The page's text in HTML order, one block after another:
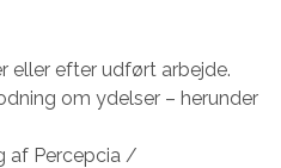
eller efter udført arbejde.
om ydelser – herunder
af Percepcia /